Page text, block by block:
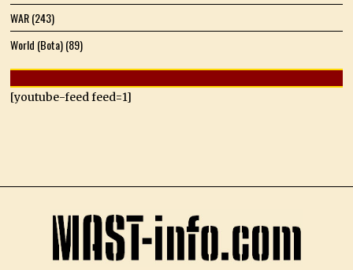
WAR(243)
World (Bota)(89)
[youtube-feed feed=1]